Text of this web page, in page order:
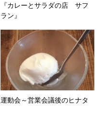
『カレーとサラダの店 サフ
ラン』
運動会～営業会議後のヒナタ